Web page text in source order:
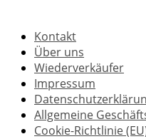
Kontakt
Über uns
Wiederverkäufer
Impressum
Allgemeine
Cookie-Richtlinie